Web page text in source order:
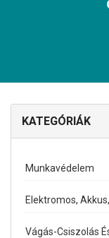
KATEGÓRIÁK
Munkavédelem
Elektromos,
Vágás-Csiszolás